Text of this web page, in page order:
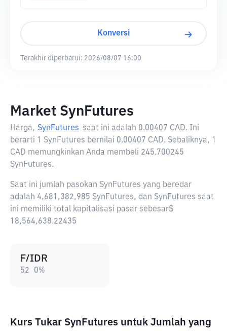
Konversi
Terakhir diperbarui: 2026/08/07 16:00
Market SynFutures
Harga, SynFutures saat ini adalah 0.00407 CAD. Ini
berarti 1 SynFutures bernilai 0.00407 CAD. Sebaliknya, 1
CAD memungkinkan Anda membeli 245.700245
SynFutures.
Saat ini jumlah pasokan SynFutures yang beredar
adalah 4,681,382,985 SynFutures, dan SynFutures saat
ini memiliki total kapitalisasi pasar sebesar$
18,564,638.22435
F/IDR
52 0%
Kurs Tukar SynFutures untuk Jumlah yang